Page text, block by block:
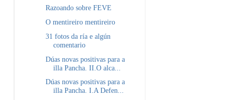
Razoando sobre FEVE
O mentireiro mentireiro
31 fotos da ría e algún
comentario
Dúas novas positivas para a
illa Pancha. II.O alca...
Dúas novas positivas para a
illa Pancha. I.A Defen...